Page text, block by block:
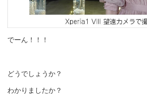
でーん！！！
どうでしょうか？
わかりましたか？